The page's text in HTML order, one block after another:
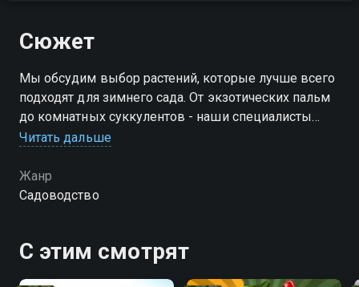
Сюжет
Мы обсудим выбор растений, которые лучше всего
подходят для зимнего сада. От экзотических пальм
до комнатных суккулентов - наши специалисты
поделятся своими рекомендациями и советами по
Читать дальше
Жанр
Садоводство
С этим смотрят